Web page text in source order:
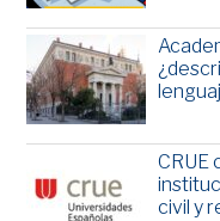
CRUE
civil y